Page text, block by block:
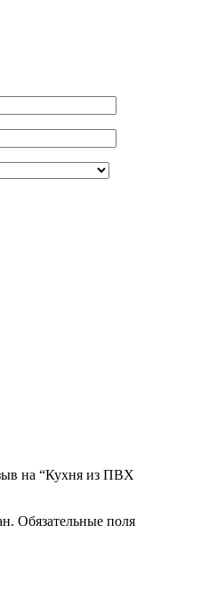
на “Кухня из ПВХ
Обязательные поля